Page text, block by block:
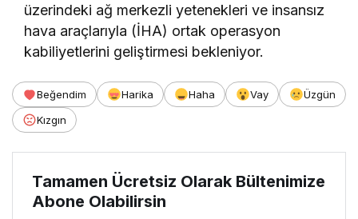
üzerindeki ağ merkezli yetenekleri ve insansız
hava araçlarıyla (İHA) ortak operasyon
kabiliyetlerini geliştirmesi bekleniyor.
Beğendim Harika Haha Vay
Üzgün
Kızgın
Tamamen Ücretsiz Olarak Bültenimize
Abone Olabilirsin